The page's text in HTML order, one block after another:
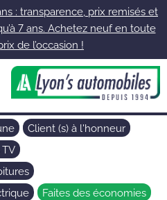
: transparence, prix remisés et
7 ans. Achetez neuf en toute
de l’occasion !
Client (s) à l'honneur
Faites des économies